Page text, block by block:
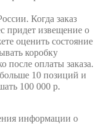
Когда заказ
придет извещение о
оценить состояние
коробку
после оплаты заказа.
10 позиций и
100 000 р.
информации о